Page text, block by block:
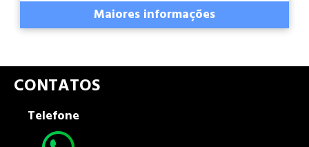
Maiores informações
CONTATOS
Telefone